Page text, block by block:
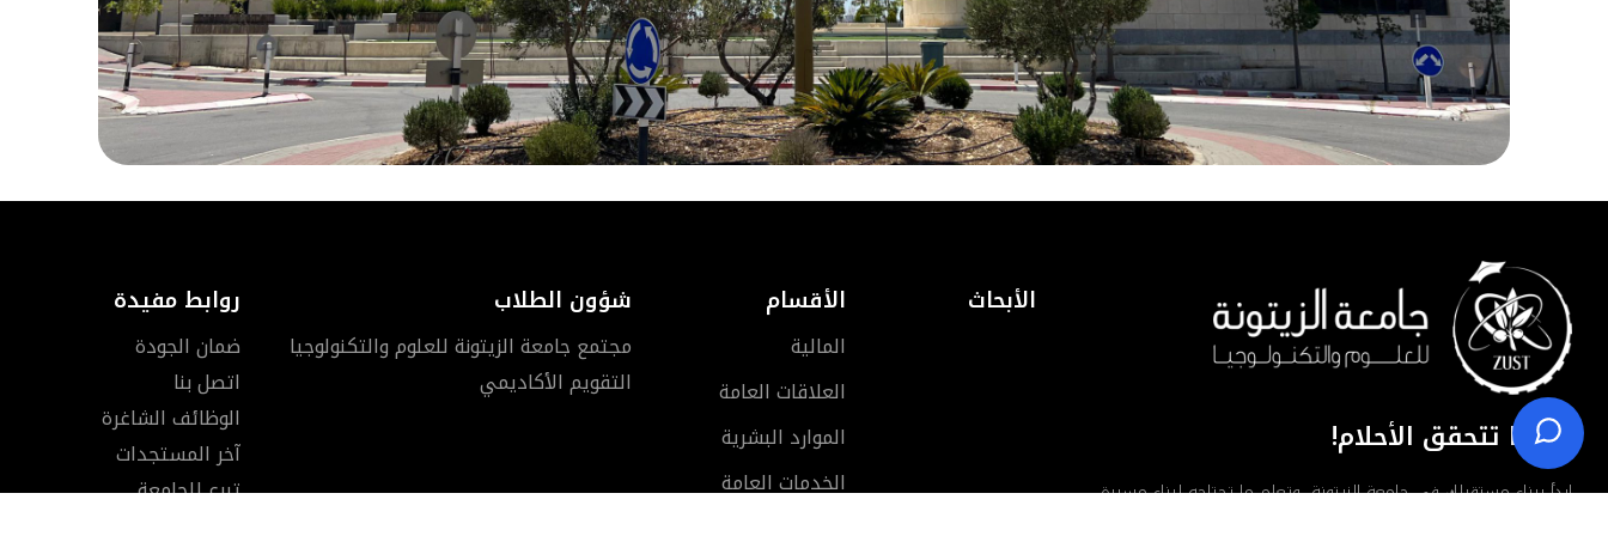
عندما تتحقق الأحلام!
ابدأ ببناء مستقبلك في جامعة الزيتونة، وتعلم ما تحتاجه لبناء مسيرة
الأبحاث الأقسام
المالية
العلاقات العامة
الموارد البشرية
الخدمات العامة
شؤون الطلاب
مجتمع جامعة الزيتونة للعلوم والتكنولوجيا
التقويم الأكاديمي
روابط مفيدة
ضمان الجودة
اتصل بنا
الوظائف الشاغرة
آخر المستجدات
تبرع للجامعة